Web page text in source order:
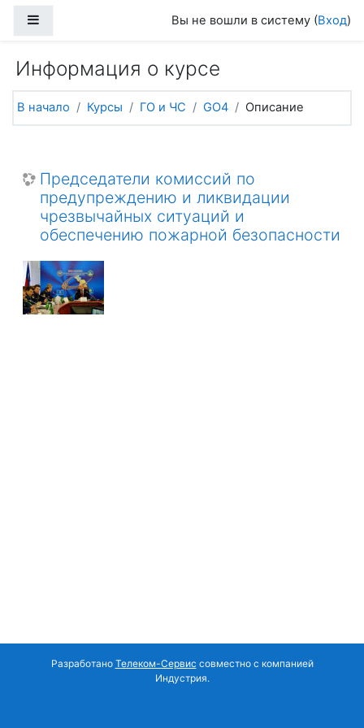
Вы не вошли в систему (Вход)
Информация о курсе
В начало Курсы ГО и ЧС GO4 Описание
Председатели комиссий по
предупреждению и ликвидации
чрезвычайных ситуаций и
обеспечению пожарной безопасности
Разработано Телеком-Сервис совместно с компанией
Индустрия.